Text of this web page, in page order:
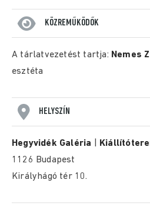
KÖZREMŰKÖDŐK
A tárlatvezetést tartja: Nemes
esztéta
HELYSZÍN
Hegyvidék Galéria
1126 Budapest
Királyhágó tér 10.